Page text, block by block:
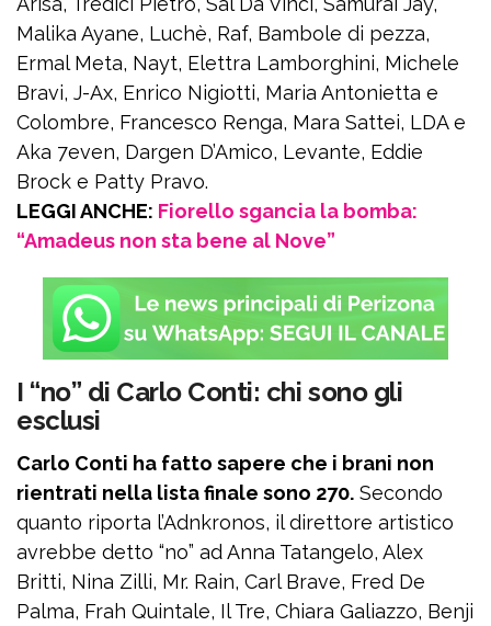
Malika Ayane, Luchè, Raf, Bambole di pezza,
Ermal Meta, Nayt, Elettra Lamborghini, Michele
Bravi, J-Ax, Enrico Nigiotti, Maria Antonietta e
Colombre, Francesco Renga, Mara Sattei, LDA e
Aka 7even, Dargen D’Amico, Levante, Eddie
Brock e Patty Pravo.
LEGGI ANCHE: Fiorello sgancia la bomba:
“Amadeus non sta bene al Nove”
I “no” di Carlo Conti: chi sono gli
esclusi
Carlo Conti ha fatto sapere che i brani non
rientrati nella lista finale sono 270. Secondo
quanto riporta l’Adnkronos, il direttore artistico
avrebbe detto “no” ad Anna Tatangelo, Alex
Britti, Nina Zilli, Mr. Rain, Carl Brave, Fred De
Palma, Frah Quintale, Il Tre, Chiara Galiazzo, Benji